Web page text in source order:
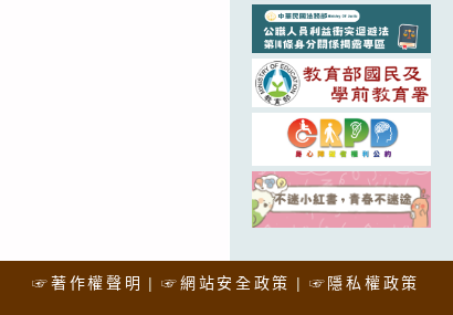
☞著作權聲明 ☞網站安全政策 ☞隱私權政策